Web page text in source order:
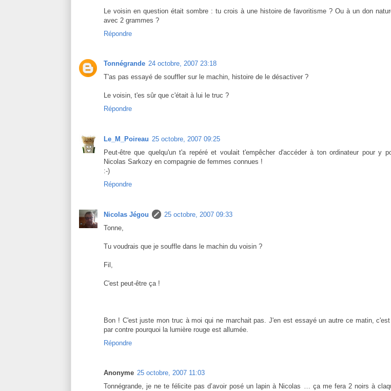
Le voisin en question était sombre : tu crois à une histoire de favoritisme ? Ou à un don
avec 2 grammes ?
Répondre
Tonnégrande 24 octobre, 2007 23:18
T'as pas essayé de souffler sur le machin, histoire de le désactiver ?
Le voisin, t'es sûr que c'était à lui le truc ?
Répondre
Le_M_Poireau 25 octobre, 2007 09:25
Peut-être que quelqu'un t'a repéré et voulait t'empêcher d'accéder à ton ordinateur pour y
Nicolas Sarkozy en compagnie de femmes connues !
:-)
Répondre
Nicolas Jégou
25 octobre, 2007 09:33
Tonne,
Tu voudrais que je souffle dans le machin du voisin ?
Fil,
C'est peut-être ça !
Bon ! C'est juste mon truc à moi qui ne marchait pas. J'en est essayé un autre ce matin,
par contre pourquoi la lumière rouge est allumée.
Répondre
Anonyme 25 octobre, 2007 11:03
Tonnégrande, je ne te félicite pas d’avoir posé un lapin à Nicolas … ça me fera 2 noirs à